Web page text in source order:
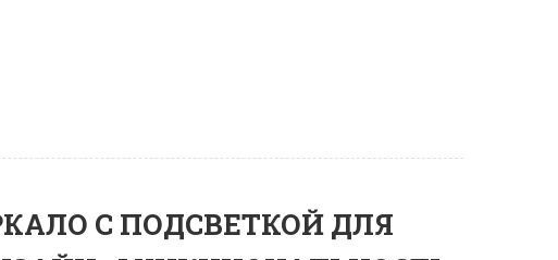
С ПОДСВЕТКОЙ ДЛЯ